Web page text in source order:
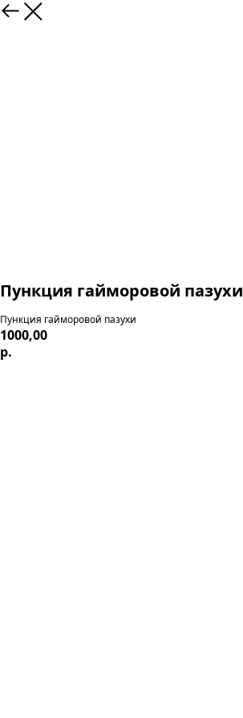
Пункция гайморовой пазухи
Пункция гайморовой пазухи
1000,00
р.